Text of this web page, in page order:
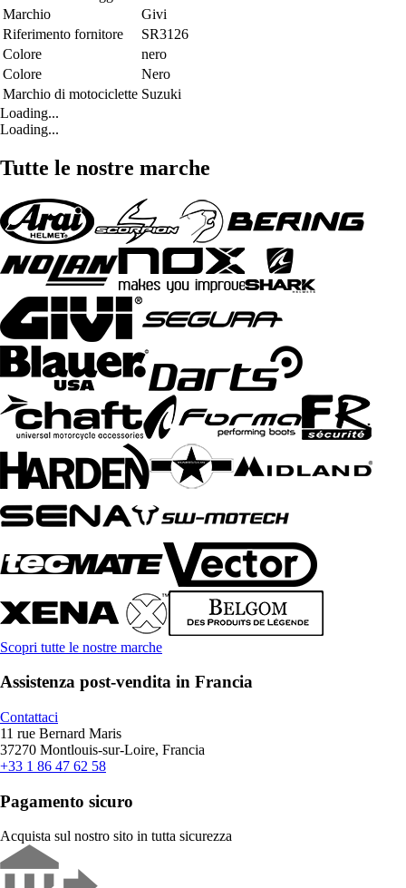
Marchio
Givi
Riferimento fornitore
SR3126
Colore
nero
Colore
Nero
Marchio di motociclette Suzuki
Loading...
Loading...
Tutte le nostre marche
Scopri tutte le nostre marche
Assistenza post-vendita in Francia
Contattaci
11 rue Bernard Maris
37270 Montlouis-sur-Loire, Francia
+33 1 86 47 62 58
Pagamento sicuro
Acquista sul nostro sito in tutta sicurezza